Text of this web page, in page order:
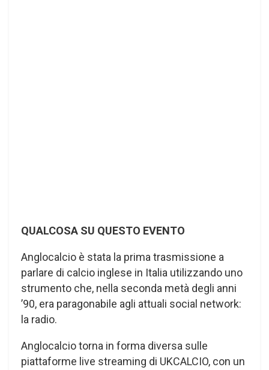
QUALCOSA SU QUESTO EVENTO
Anglocalcio è stata la prima trasmissione a
parlare di calcio inglese in Italia utilizzando uno
strumento che, nella seconda metà degli anni
’90, era paragonabile agli attuali social network:
la radio.
Anglocalcio torna in forma diversa sulle
piattaforme live streaming di UKCALCIO, con un